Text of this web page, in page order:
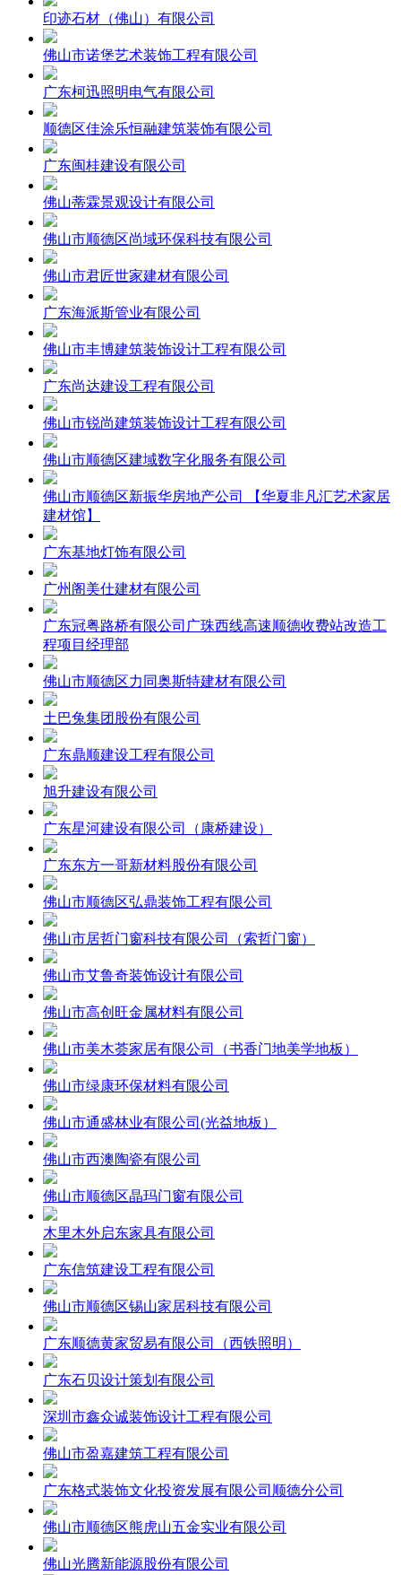
印迹石材（佛山）有限公司
佛山市诺堡艺术装饰工程有限公司
广东柯迅照明电气有限公司
顺德区佳涂乐恒融建筑装饰有限公司
广东闽桂建设有限公司
佛山蒂霖景观设计有限公司
佛山市顺德区尚域环保科技有限公司
佛山市君匠世家建材有限公司
广东海派斯管业有限公司
佛山市丰博建筑装饰设计工程有限公司
广东尚达建设工程有限公司
佛山市锐尚建筑装饰设计工程有限公司
佛山市顺德区建域数字化服务有限公司
佛山市顺德区新振华房地产公司 【华夏非凡汇艺术家居
建材馆】
广东基地灯饰有限公司
广州阁美仕建材有限公司
广东冠粤路桥有限公司广珠西线高速顺德收费站改造工
程项目经理部
佛山市顺德区力同奥斯特建材有限公司
土巴兔集团股份有限公司
广东鼎顺建设工程有限公司
旭升建设有限公司
广东星河建设有限公司（康桥建设）
广东东方一哥新材料股份有限公司
佛山市顺德区弘鼎装饰工程有限公司
佛山市居哲门窗科技有限公司（索哲门窗）
佛山市艾鲁奇装饰设计有限公司
佛山市高创旺金属材料有限公司
佛山市美木荟家居有限公司（书香门地美学地板）
佛山市绿康环保材料有限公司
佛山市通盛林业有限公司(光益地板）
佛山市西澳陶瓷有限公司
佛山市顺德区晶玛门窗有限公司
木里木外启东家具有限公司
广东信筑建设工程有限公司
佛山市顺德区锡山家居科技有限公司
广东顺德黄家贸易有限公司（西铁照明）
广东石贝设计策划有限公司
深圳市鑫众诚装饰设计工程有限公司
佛山市盈嘉建筑工程有限公司
广东格式装饰文化投资发展有限公司顺德分公司
佛山市顺德区熊虎山五金实业有限公司
佛山光腾新能源股份有限公司